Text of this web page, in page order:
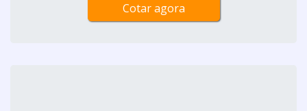
Cotar agora